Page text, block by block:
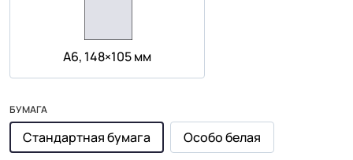
А6, 148×105 мм
БУМАГА
Стандартная бумага Особо белая